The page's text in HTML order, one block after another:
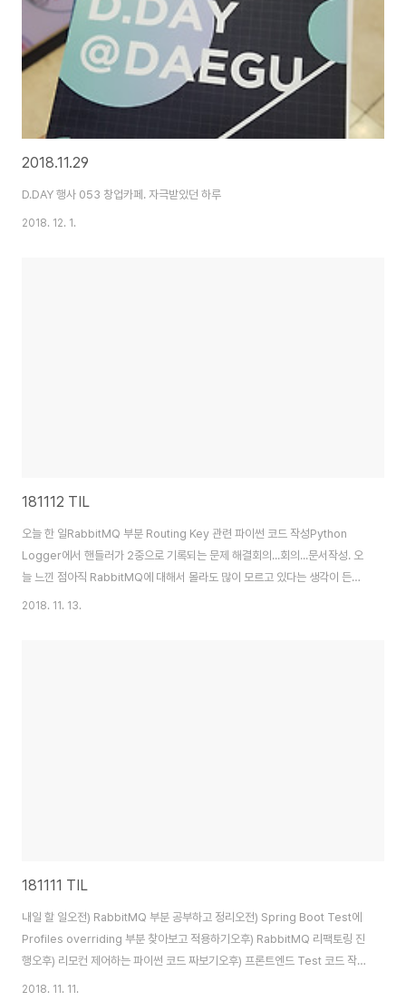
2018.11.29
D.DAY 행사 053 창업카페. 자극받았던 하루
2018. 12. 1.
181112 TIL
오늘 한 일RabbitMQ 부분 Routing Key 관련 파이썬 코드 작성Python
Logger에서 핸들러가 2중으로 기록되는 문제 해결회의...회의...문서작성. 오
늘 느낀 점아직 RabbitMQ에 대해서 몰라도 많이 모르고 있다는 생각이 든다.
올바르게 쓰고있지 않다는 생각이 들어서 어디를 바꿔야하나 자꾸 생각해보게
2018. 11. 13.
181111 TIL
내일 할 일오전) RabbitMQ 부분 공부하고 정리오전) Spring Boot Test에
Profiles overriding 부분 찾아보고 적용하기오후) RabbitMQ 리팩토링 진
행오후) 리모컨 제어하는 파이썬 코드 짜보기오후) 프론트엔드 Test 코드 작
성오늘 느낀 점여전히 1 단위시간의 일을 할 때 한가지만 하지 못하고있다.
2018. 11. 11.